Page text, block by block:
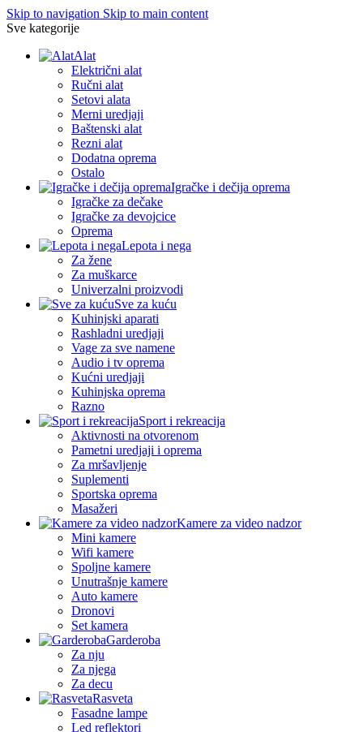
Skip to navigation Skip to main content
Sve kategorije
Alat
Električni alat
Ručni alat
Setovi alata
Merni uredjaji
Baštenski alat
Rezni alat
Dodatna oprema
Ostalo
Igračke i dečija oprema
Igračke za dečake
Igračke za devojcice
Oprema
Lepota i nega
Za žene
Za muškarce
Univerzalni proizvodi
Sve za kuću
Kuhinjski aparati
Rashladni uredjaji
Vage za sve namene
Audio i tv oprema
Kućni uredjaji
Kuhinjska oprema
Razno
Sport i rekreacija
Aktivnosti na otvorenom
Pametni uredjaji i oprema
Za mršavljenje
Suplementi
Sportska oprema
Masažeri
Kamere za video nadzor
Mini kamere
Wifi kamere
Spoljne kamere
Unutrašnje kamere
Auto kamere
Dronovi
Set kamera
Garderoba
Za nju
Za njega
Za decu
Rasveta
Fasadne lampe
Led reflektori